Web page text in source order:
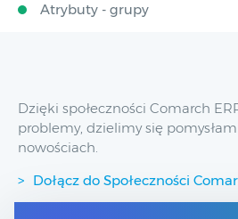
Atrybuty - grupy
Dzięki społeczności Comarch
problemy, dzielimy się
nowościach.
Dołącz do Społeczności